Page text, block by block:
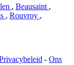
, Beausaint ,
, Rouvroy ,
- Ons